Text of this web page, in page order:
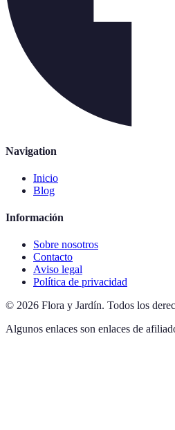
Navigation
Inicio
Blog
Información
Sobre nosotros
Contacto
Aviso legal
Política de privacidad
© 2026 Flora y Jardín. Todos los
Algunos enlaces son enlaces de